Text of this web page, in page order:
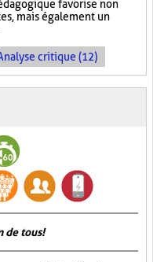
favorise non
mais également un
critique (12)
de tous!